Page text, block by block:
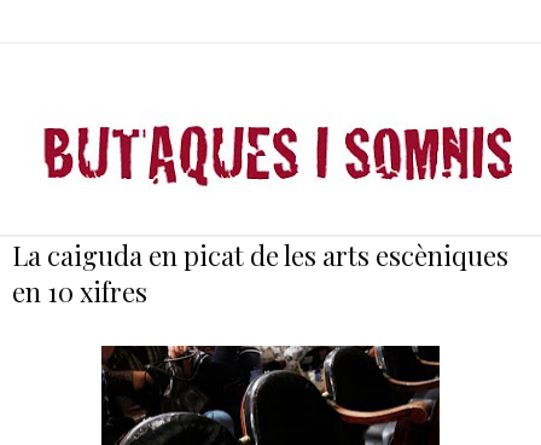
La caiguda en picat de les arts escèniques
en 10 xifres